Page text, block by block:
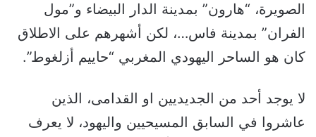
الصويرة، “هارون” بمدينة الدار البيضاء و”مول
الفران” بمدينة فاس…، لكن أشهرهم على الاطلاق
كان هو الساحر اليهودي المغربي “حاييم أزلغوط”.
لا يوجد أحد من الجديديين او القدامى، الذين
عاشروا في السابق المسيحيين واليهود، لا يعرف